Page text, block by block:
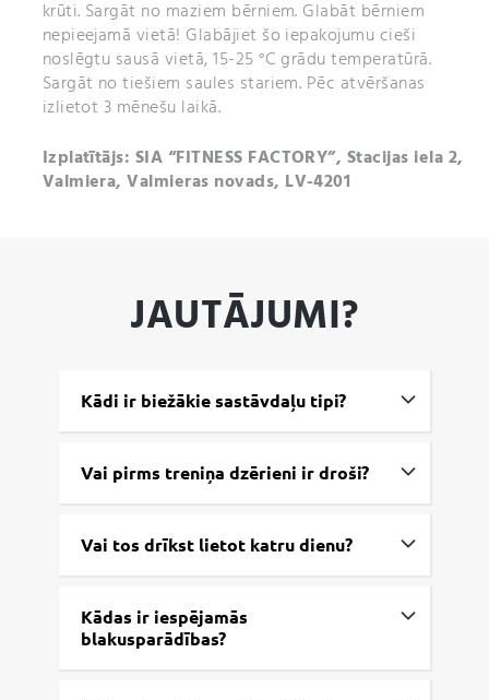
krūti. Sargāt no maziem bērniem. Glabāt bērniem
nepieejamā vietā! Glabājiet šo iepakojumu cieši
noslēgtu sausā vietā, 15-25 °C grādu temperatūrā.
Sargāt no tiešiem saules stariem. Pēc atvēršanas
izlietot 3 mēnešu laikā.
Izplatītājs: SIA “FITNESS FACTORY”, Stacijas iela 2,
Valmiera, Valmieras novads, LV-4201
JAUTĀJUMI?
Kādi ir biežākie sastāvdaļu tipi?
Vai pirms treniņa dzērieni ir droši?
Vai tos drīkst lietot katru dienu?
Kādas ir iespējamās
blakusparādības?